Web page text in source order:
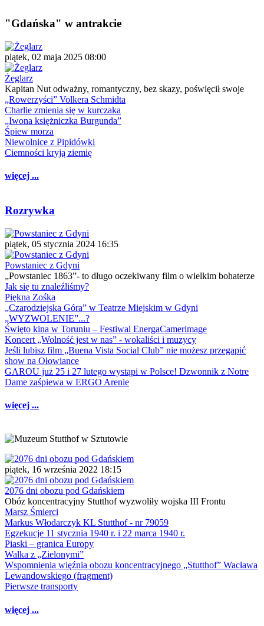
"Gdańska" w antrakcie
piątek, 02 maja 2025 08:00
Żeglarz
Kapitan Nut odważny, romantyczny, bez skazy, poświęcił swoje
„Rowerzyści” Volkera Schmidta
Charlie zmienia się w kurczaka
„Iwona księżniczka Burgunda”
Śpiew morza
Niewolnice z Pipidówki
Ciemności kryją ziemię
więcej ...
Rozrywka
piątek, 05 stycznia 2024 16:35
Powstaniec z Gdyni
„Powstaniec 1863”- to długo oczekiwany film o wielkim bohaterze
Jak się tu znaleźliśmy?
Piękna Zośka
„Czarodziejska Góra” w Teatrze Miejskim w Gdyni
„WYZWOLENIE”...?
Święto kina w Toruniu – Festiwal EnergaCamerimage
Koncert „Wolność jest w nas” - wokaliści i muzycy
Jeśli lubisz film „Buena Vista Social Club” nie możesz przegapić
show na Ołowiance
GAROU już 25 i 27 lutego wystąpi w Polsce! Dzwonnik z Notre
Dame zaśpiewa w ERGO Arenie
więcej ...
piątek, 16 września 2022 18:15
2076 dni obozu pod Gdańskiem
Obóz koncentracyjny Stutthof wyzwoliły wojska III Frontu
Marsz Śmierci
Markus Włodarczyk KL Stutthof - nr 79059
Egzekucje 11 stycznia 1940 r. i 22 marca 1940 r.
Piaski – granica Europy
Walka z „Zielonymi”
Wspomnienia więźnia obozu koncentracyjnego „Stutthof” Wacława
Lewandowskiego (fragment)
Pierwsze transporty
więcej ...